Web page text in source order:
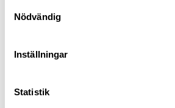
Nödvändig
Inställningar
Statistik
Senaste besökta